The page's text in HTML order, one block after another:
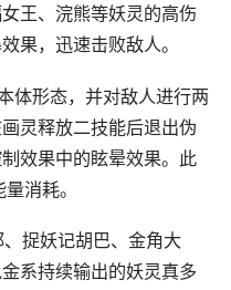
王、浣熊等妖灵的高伤
果，迅速击败敌人。
体形态，并对敌人进行两
灵释放二技能后退出伪
效果中的眩晕效果。此
消耗。
捉妖记胡巴、金角大
系持续输出的妖灵真多